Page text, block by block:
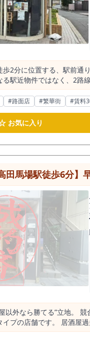
歩2分に位置する、駅前通
る駅近物件ではなく、2路
中井駅周辺で居抜き物件
す。 中
で高田馬場・西武新宿
食店、生活店舗が集まり、
周辺は大型繁華街とは異
れる可能性があります
すさを確認し、出店予定業態に合
人開業や少人数運営を
アウト併用型の軽飲食
ー構成や、ランチ・ディナーの両
うち洋食店は約6件です。
い方にとって、検討余地
、なおかつ洋食業態は出店余地を確認しや
も重要なポイントです。
伝えやすくなります。 小
には制限があります。 そのため、深夜型の酒場よりも、洋
、軽飲食など、食事需要
を中心に組み立てる営業計画が現実的です。 新
宿線・都営大江戸線の2路
沿い、駅前通り商店街沿
#路面店 #繁華街 #賃料
お気に入り
馬場駅徒歩6分】早稲田
以外なら勝てる”立地。
イプの店舗です。 居酒屋
る1階路面の飲食店居抜き物件のご紹介です。 山手線・東西線・西武新